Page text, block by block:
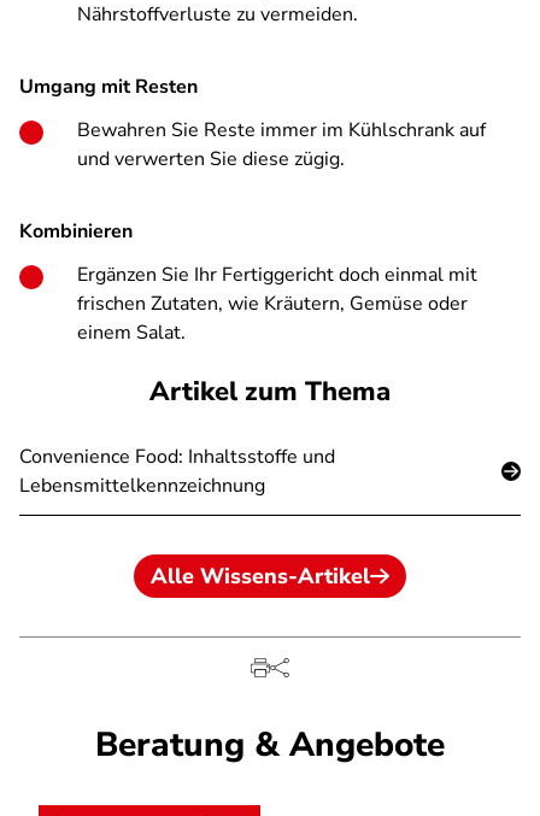
Nährstoffverluste zu vermeiden.
Umgang mit Resten
Bewahren Sie Reste immer im Kühlschrank auf
und verwerten Sie diese zügig.
Kombinieren
Ergänzen Sie Ihr Fertiggericht doch einmal mit
frischen Zutaten, wie Kräutern, Gemüse oder
einem Salat.
Artikel zum Thema
Convenience Food: Inhaltsstoffe und
Lebensmittelkennzeichnung
Alle Wissens-Artikel
Beratung & Angebote